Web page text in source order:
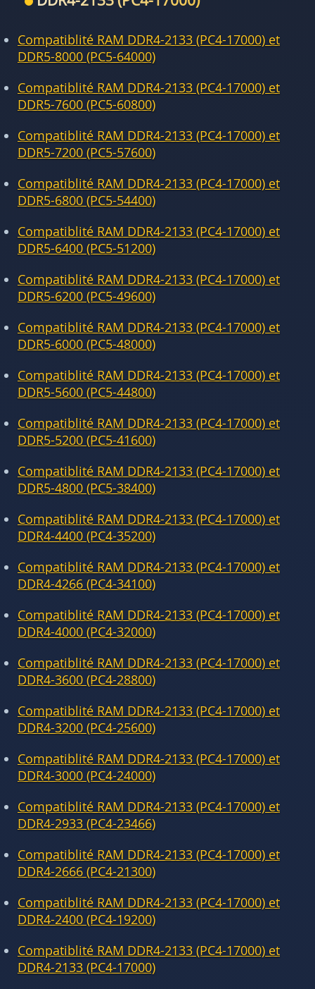
Compatiblité RAM DDR4-2133 (PC4-17000) et
DDR5-8000 (PC5-64000)
Compatiblité RAM DDR4-2133 (PC4-17000) et
DDR5-7600 (PC5-60800)
Compatiblité RAM DDR4-2133 (PC4-17000) et
DDR5-7200 (PC5-57600)
Compatiblité RAM DDR4-2133 (PC4-17000) et
DDR5-6800 (PC5-54400)
Compatiblité RAM DDR4-2133 (PC4-17000) et
DDR5-6400 (PC5-51200)
Compatiblité RAM DDR4-2133 (PC4-17000) et
DDR5-6200 (PC5-49600)
Compatiblité RAM DDR4-2133 (PC4-17000) et
DDR5-6000 (PC5-48000)
Compatiblité RAM DDR4-2133 (PC4-17000) et
DDR5-5600 (PC5-44800)
Compatiblité RAM DDR4-2133 (PC4-17000) et
DDR5-5200 (PC5-41600)
Compatiblité RAM DDR4-2133 (PC4-17000) et
DDR5-4800 (PC5-38400)
Compatiblité RAM DDR4-2133 (PC4-17000) et
DDR4-4400 (PC4-35200)
Compatiblité RAM DDR4-2133 (PC4-17000) et
DDR4-4266 (PC4-34100)
Compatiblité RAM DDR4-2133 (PC4-17000) et
DDR4-4000 (PC4-32000)
Compatiblité RAM DDR4-2133 (PC4-17000) et
DDR4-3600 (PC4-28800)
Compatiblité RAM DDR4-2133 (PC4-17000) et
DDR4-3200 (PC4-25600)
Compatiblité RAM DDR4-2133 (PC4-17000) et
DDR4-3000 (PC4-24000)
Compatiblité RAM DDR4-2133 (PC4-17000) et
DDR4-2933 (PC4-23466)
Compatiblité RAM DDR4-2133 (PC4-17000) et
DDR4-2666 (PC4-21300)
Compatiblité RAM DDR4-2133 (PC4-17000) et
DDR4-2400 (PC4-19200)
Compatiblité RAM DDR4-2133 (PC4-17000) et
DDR4-2133 (PC4-17000)